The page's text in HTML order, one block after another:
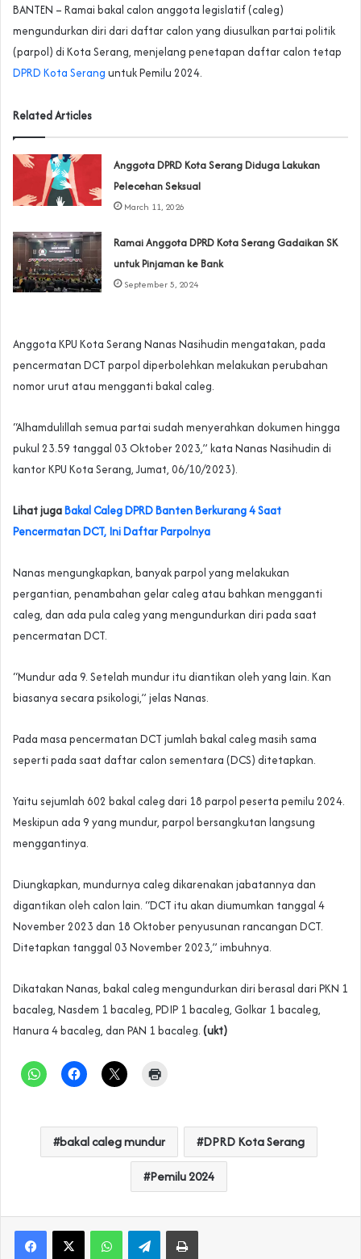
BANTEN – Ramai bakal calon anggota legislatif (caleg)
mengundurkan diri dari daftar calon yang diusulkan partai politik
(parpol) di Kota Serang, menjelang penetapan daftar calon tetap
DPRD Kota Serang untuk Pemilu 2024.
Related Articles
Anggota DPRD Kota Serang Diduga Lakukan
Pelecehan Seksual
March 11, 2026
Ramai Anggota DPRD Kota Serang Gadaikan SK
untuk Pinjaman ke Bank
September 5, 2024
Anggota KPU Kota Serang Nanas Nasihudin mengatakan, pada
pencermatan DCT parpol diperbolehkan melakukan perubahan
nomor urut atau mengganti bakal caleg.
“Alhamdulillah semua partai sudah menyerahkan dokumen hingga
pukul 23.59 tanggal 03 Oktober 2023,” kata Nanas Nasihudin di
kantor KPU Kota Serang, Jumat, 06/10/2023).
Lihat jugaBakal Caleg DPRD Banten Berkurang 4 Saat
Pencermatan DCT, Ini Daftar Parpolnya
Nanas mengungkapkan, banyak parpol yang melakukan
pergantian, penambahan gelar caleg atau bahkan mengganti
caleg, dan ada pula caleg yang mengundurkan diri pada saat
pencermatan DCT.
“Mundur ada 9. Setelah mundur itu diantikan oleh yang lain. Kan
biasanya secara psikologi,” jelas Nanas.
Pada masa pencermatan DCT jumlah bakal caleg masih sama
seperti pada saat daftar calon sementara (DCS) ditetapkan.
Yaitu sejumlah 602 bakal caleg dari 18 parpol peserta pemilu 2024.
Meskipun ada 9 yang mundur, parpol bersangkutan langsung
menggantinya.
Diungkapkan, mundurnya caleg dikarenakan jabatannya dan
digantikan oleh calon lain. “DCT itu akan diumumkan tanggal 4
November 2023 dan 18 Oktober penyusunan rancangan DCT.
Ditetapkan tanggal 03 November 2023,” imbuhnya.
Dikatakan Nanas, bakal caleg mengundurkan diri berasal dari PKN 1
bacaleg, Nasdem 1 bacaleg, PDIP 1 bacaleg, Golkar 1 bacaleg,
Hanura 4 bacaleg, dan PAN 1 bacaleg. (ukt)
bakal caleg mundur DPRD Kota Serang
Pemilu 2024
WhatsAppTelegramPrint